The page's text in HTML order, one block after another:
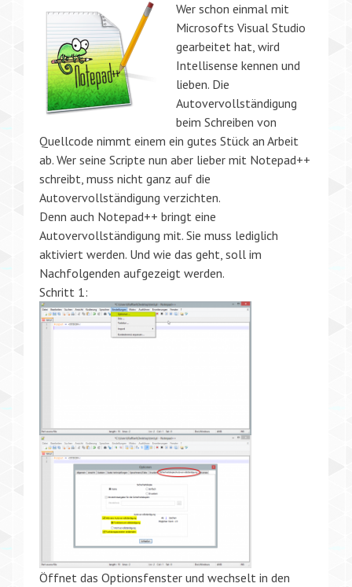
Wer schon einmal mit
Microsofts Visual Studio
gearbeitet hat, wird
Intellisense kennen und
lieben. Die
Autovervollständigung
beim Schreiben von
Quellcode nimmt einem ein gutes Stück an Arbeit
ab. Wer seine Scripte nun aber lieber mit Notepad++
schreibt, muss nicht ganz auf die
Autovervollständigung verzichten.
Denn auch Notepad++ bringt eine
Autovervollständigung mit. Sie muss lediglich
aktiviert werden. Und wie das geht, soll im
Nachfolgenden aufgezeigt werden.
Schritt 1:
Öffnet das Optionsfenster und wechselt in den